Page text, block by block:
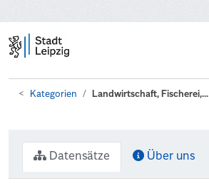
Kategorien Landwirtschaft, Fischerei,...
Datensätze Über uns